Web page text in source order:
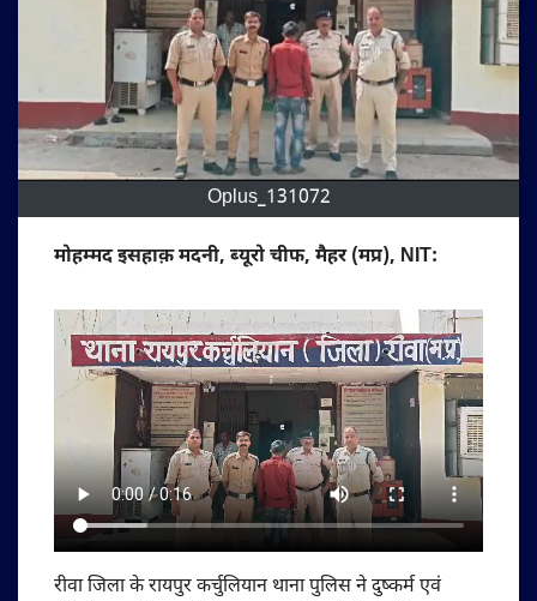
Oplus_131072
मोहम्मद इसहाक़ मदनी, ब्यूरो चीफ, मैहर (मप्र), NIT:
रीवा जिला के रायपुर कर्चुलियान थाना पुलिस ने दुष्कर्म एवं